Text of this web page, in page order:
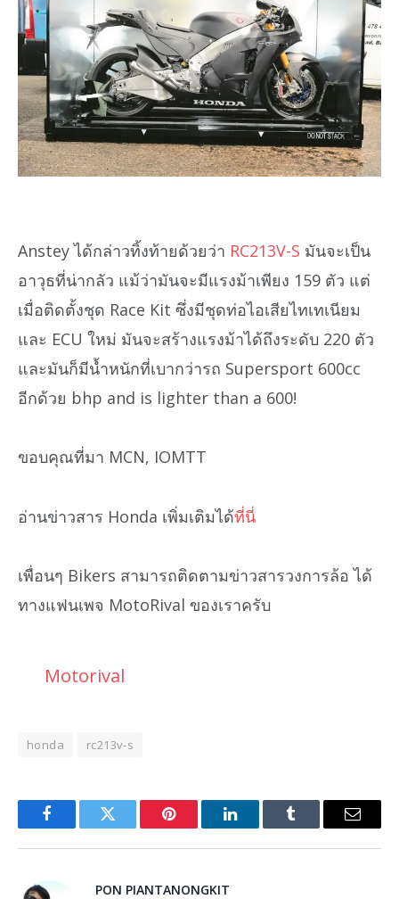
Anstey ได้กล่าวทิ้งท้ายด้วยว่า RC213V-S มันจะเป็น
อาวุธที่น่ากลัว แม้ว่ามันจะมีแรงม้าเพียง 159 ตัว แต่
เมื่อติดตั้งชุด Race Kit ซึ่งมีชุดท่อไอเสียไทเทเนียม
และ ECU ใหม่ มันจะสร้างแรงม้าได้ถึงระดับ 220 ตัว
และมันก็มีน้ำหนักที่เบากว่ารถ Supersport 600cc
อีกด้วย bhp and is lighter than a 600!
ขอบคุณที่มา MCN, IOMTT
อ่านข่าวสาร Honda เพิ่มเติมได้ที่นี่
เพื่อนๆ Bikers สามารถติดตามข่าวสารวงการล้อ ได้
ทางแฟนเพจ MotoRival ของเราครับ
Motorival
honda rc213v-s
FacebookTwitter Pinterest LinkedInTumblr Email
PON PIANTANONGKIT